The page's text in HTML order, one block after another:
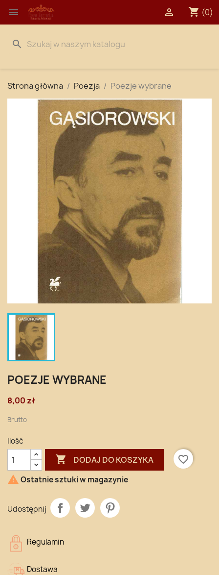
 shopping_cart (0)

search
Strona główna Poezja Poezje wybrane
POEZJE WYBRANE
8,00 zł
Brutto
Ilość
 DODAJ DO KOSZYKA
favorite_border
 Ostatnie sztuki w magazynie
Udostępnij
Regulamin
Dostawa